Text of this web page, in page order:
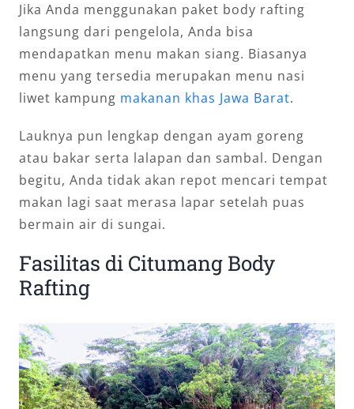
Jika Anda menggunakan paket body rafting
langsung dari pengelola, Anda bisa
mendapatkan menu makan siang. Biasanya
menu yang tersedia merupakan menu nasi
liwet kampung makanan khas Jawa Barat.
Lauknya pun lengkap dengan ayam goreng
atau bakar serta lalapan dan sambal. Dengan
begitu, Anda tidak akan repot mencari tempat
makan lagi saat merasa lapar setelah puas
bermain air di sungai.
Fasilitas di Citumang Body
Rafting